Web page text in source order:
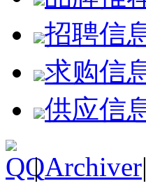
招聘信
求购信
供应信
| Archiver|